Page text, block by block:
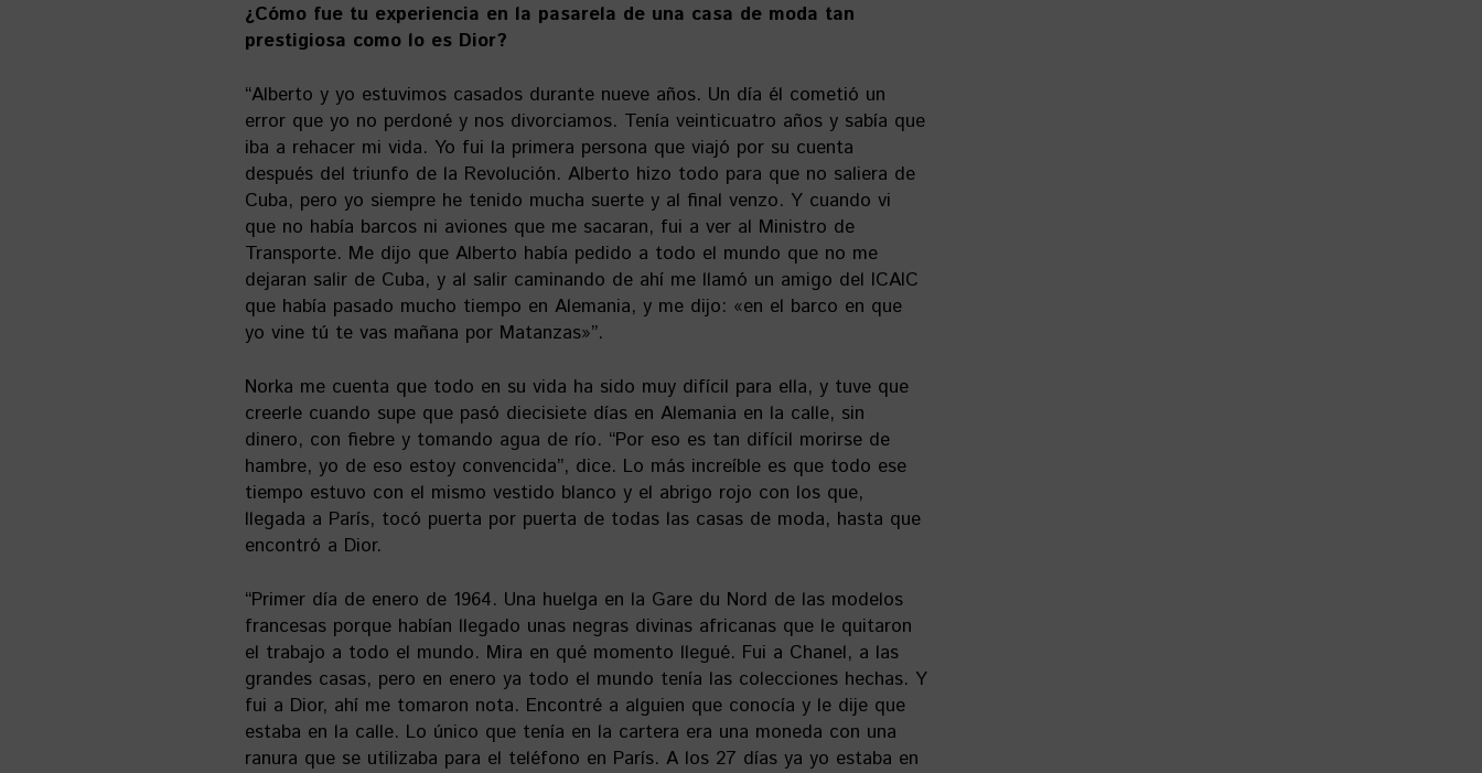
¿Cómo fue tu experiencia en la pasarela de una casa de moda tan
prestigiosa como lo es Dior?
“Alberto y yo estuvimos casados durante nueve años. Un día él cometió un
error que yo no perdoné y nos divorciamos. Tenía veinticuatro años y sabía que
iba a rehacer mi vida. Yo fui la primera persona que viajó por su cuenta
después del triunfo de la Revolución. Alberto hizo todo para que no saliera de
Cuba, pero yo siempre he tenido mucha suerte y al final venzo. Y cuando vi
que no había barcos ni aviones que me sacaran, fui a ver al Ministro de
Transporte. Me dijo que Alberto había pedido a todo el mundo que no me
dejaran salir de Cuba, y al salir caminando de ahí me llamó un amigo del ICAIC
que había pasado mucho tiempo en Alemania, y me dijo: «en el barco en que
yo vine tú te vas mañana por Matanzas»”.
Norka me cuenta que todo en su vida ha sido muy difícil para ella, y tuve que
creerle cuando supe que pasó diecisiete días en Alemania en la calle, sin
dinero, con fiebre y tomando agua de río. “Por eso es tan difícil morirse de
hambre, yo de eso estoy convencida”, dice. Lo más increíble es que todo ese
tiempo estuvo con el mismo vestido blanco y el abrigo rojo con los que,
llegada a París, tocó puerta por puerta de todas las casas de moda, hasta que
encontró a Dior.
“Primer día de enero de 1964. Una huelga en la Gare du Nord de las modelos
francesas porque habían llegado unas negras divinas africanas que le quitaron
el trabajo a todo el mundo. Mira en qué momento llegué. Fui a Chanel, a las
grandes casas, pero en enero ya todo el mundo tenía las colecciones hechas. Y
fui a Dior, ahí me tomaron nota. Encontré a alguien que conocía y le dije que
estaba en la calle. Lo único que tenía en la cartera era una moneda con una
ranura que se utilizaba para el teléfono en París. A los 27 días ya yo estaba en